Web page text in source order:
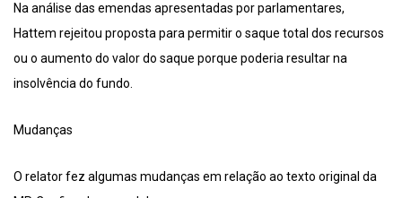
Na análise das emendas apresentadas por parlamentares,
Hattem rejeitou proposta para permitir o saque total dos recursos
ou o aumento do valor do saque porque poderia resultar na
insolvência do fundo.
Mudanças
O relator fez algumas mudanças em relação ao texto original da